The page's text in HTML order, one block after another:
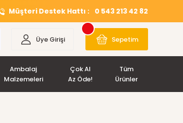
Müşteri Destek Hattı : 0 543 213 42 82
Üye Girişi Sepetim
Ambalaj
Malzemeleri
Çok Al
Az Öde!
Tüm
Ürünler